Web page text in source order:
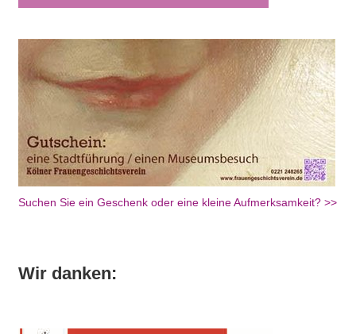
Suchen Sie ein Geschenk oder eine kleine Aufmerksamkeit? >>
Wir danken: